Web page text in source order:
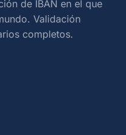
de IBAN en el que
Validación
completos.